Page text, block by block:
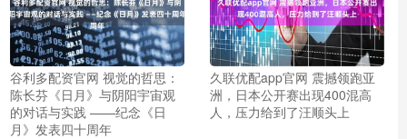
谷利多配资官网 视觉的哲思：
陈长芬《日月》与阴阳宇宙观
的对话与实践 ——纪念《日
月》发表四十周年
久联优配app官网 震撼领跑亚
洲，日本公开赛出现400混高
人，压力给到了汪顺头上